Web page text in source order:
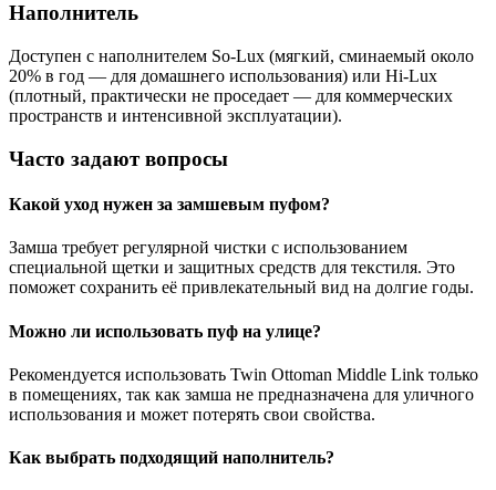
Наполнитель
Доступен с наполнителем So-Lux (мягкий, сминаемый около
20% в год — для домашнего использования) или Hi-Lux
(плотный, практически не проседает — для коммерческих
пространств и интенсивной эксплуатации).
Часто задают вопросы
Какой уход нужен за замшевым пуфом?
Замша требует регулярной чистки с использованием
специальной щетки и защитных средств для текстиля. Это
поможет сохранить её привлекательный вид на долгие годы.
Можно ли использовать пуф на улице?
Рекомендуется использовать Twin Ottoman Middle Link только
в помещениях, так как замша не предназначена для уличного
использования и может потерять свои свойства.
Как выбрать подходящий наполнитель?